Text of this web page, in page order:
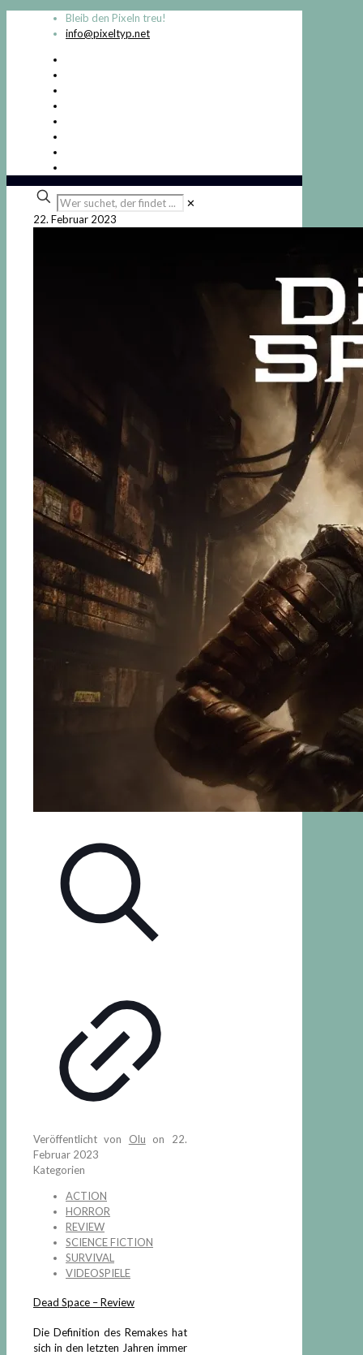
Bleib den Pixeln treu!
info@pixeltyp.net
Wer
suchet,
der
✕
22. Februar 2023
Veröffentlicht von Olu on 22.
Februar 2023
Kategorien
ACTION
HORROR
REVIEW
SCIENCE FICTION
SURVIVAL
VIDEOSPIELE
Dead Space – Review
Die Definition des Remakes hat
sich in den letzten Jahren immer